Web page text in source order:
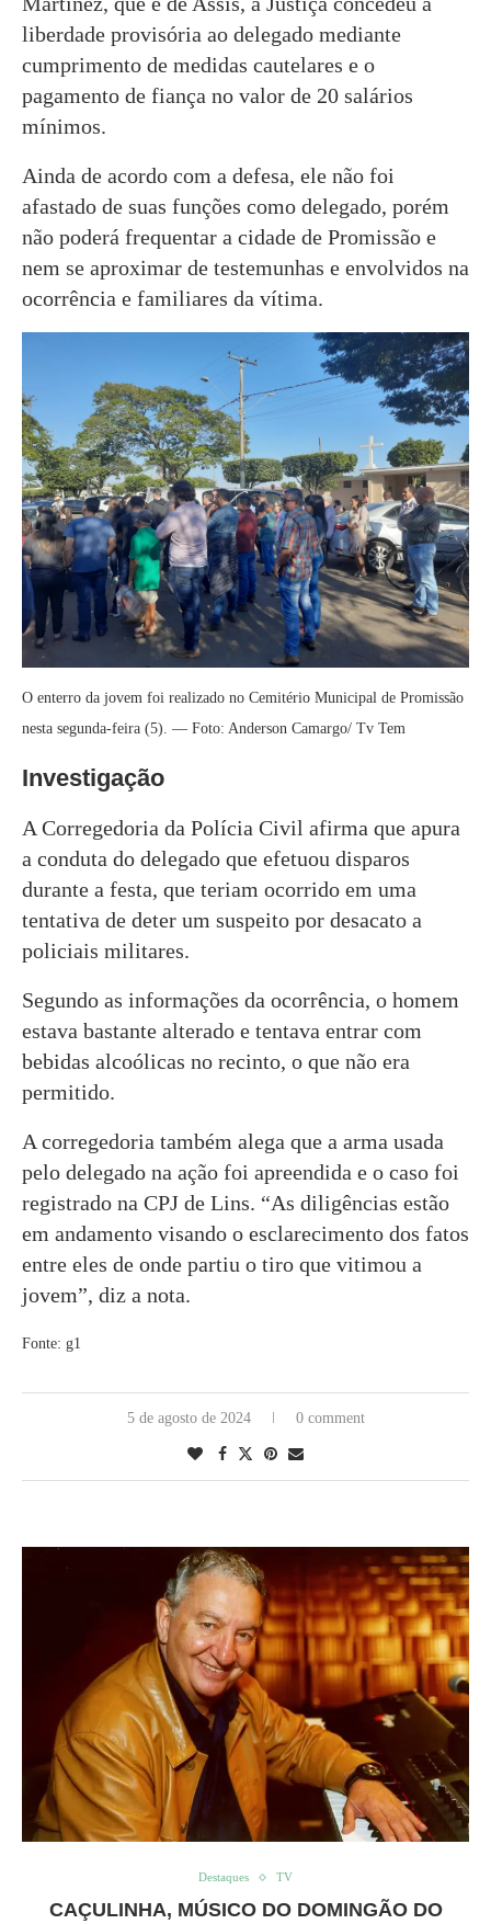
liberdade provisória ao delegado mediante
cumprimento de medidas cautelares e o
pagamento de fiança no valor de 20 salários
mínimos.
Ainda de acordo com a defesa, ele não foi
afastado de suas funções como delegado, porém
não poderá frequentar a cidade de Promissão e
nem se aproximar de testemunhas e envolvidos na
ocorrência e familiares da vítima.
O enterro da jovem foi realizado no Cemitério Municipal de Promissão
nesta segunda-feira (5). — Foto: Anderson Camargo/ Tv Tem
Investigação
A Corregedoria da Polícia Civil afirma que apura
a conduta do delegado que efetuou disparos
durante a festa, que teriam ocorrido em uma
tentativa de deter um suspeito por desacato a
policiais militares.
Segundo as informações da ocorrência, o homem
estava bastante alterado e tentava entrar com
bebidas alcoólicas no recinto, o que não era
permitido.
A corregedoria também alega que a arma usada
pelo delegado na ação foi apreendida e o caso foi
registrado na CPJ de Lins. “As diligências estão
em andamento visando o esclarecimento dos fatos
entre eles de onde partiu o tiro que vitimou a
jovem”, diz a nota.
Fonte: g1
5 de agosto de 2024 0 comment
Destaques TV
CAÇULINHA, MÚSICO DO DOMINGÃO DO